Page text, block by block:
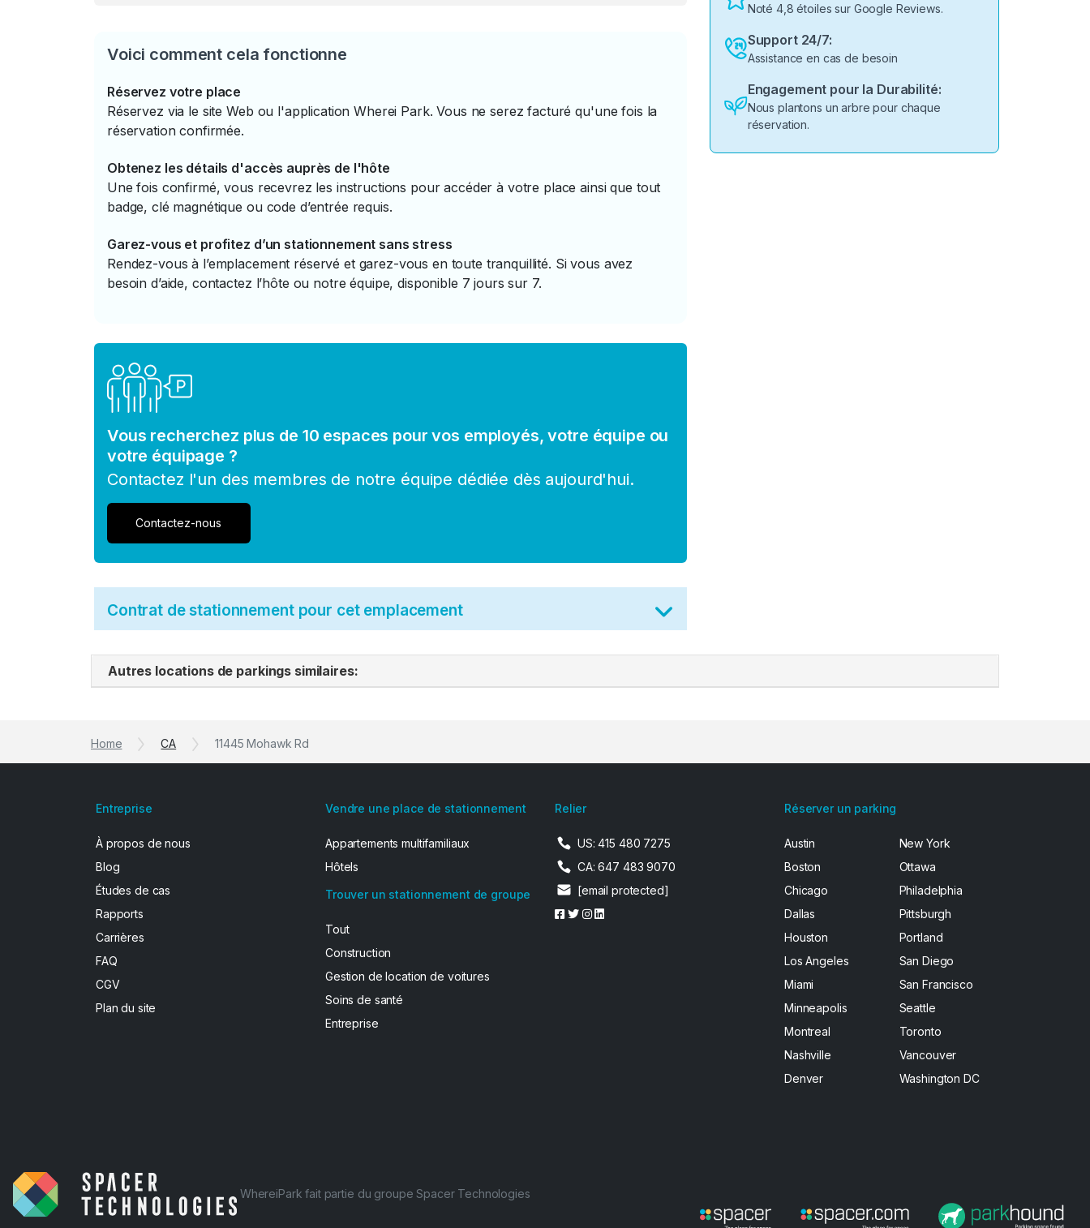
Voici comment cela fonctionne
Réservez votre place
Réservez via le site Web ou l'application Wherei Park. Vous ne serez facturé qu'une fois la
réservation confirmée.
Obtenez les détails d'accès auprès de l'hôte
Une fois confirmé, vous recevrez les instructions pour accéder à votre place ainsi que tout
badge, clé magnétique ou code d’entrée requis.
Garez-vous et profitez d’un stationnement sans stress
Rendez-vous à l’emplacement réservé et garez-vous en toute tranquillité. Si vous avez
besoin d’aide, contactez l’hôte ou notre équipe, disponible 7 jours sur 7.
Vous recherchez plus de 10 espaces pour vos employés, votre équipe ou
votre équipage ?
Contactez l'un des membres de notre équipe dédiée dès aujourd'hui.
Contactez-nous
Contrat de stationnement pour cet emplacement
Noté 4,8 étoiles sur Google Reviews.
Support 24/7:
Assistance en cas de besoin
Engagement pour la Durabilité:
Nous plantons un arbre pour chaque
réservation.
Autres locations de parkings similaires:
Home CA 11445 Mohawk Rd
Entreprise
À propos de nous
Blog
Études de cas
Rapports
Carrières
FAQ
CGV
Plan du site
Vendre une place de stationnement
Appartements multifamiliaux
Hôtels
Trouver un stationnement de groupe
Tout
Construction
Gestion de location de voitures
Soins de santé
Entreprise
Relier
US: 415 480 7275
CA: 647 483 9070
[email protected]
Réserver un parking
Austin
Boston
Chicago
Dallas
Houston
Los Angeles
Miami
Minneapolis
Montreal
Nashville
Denver
New York
Ottawa
Philadelphia
Pittsburgh
Portland
San Diego
San Francisco
Seattle
Toronto
Vancouver
Washington DC
WhereiPark fait partie du groupe Spacer Technologies